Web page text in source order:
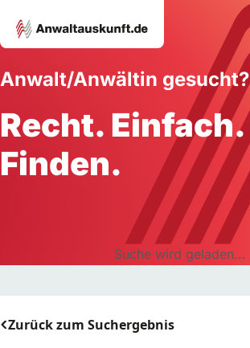
Anwalt/Anwältin gesucht?
Recht. Einfach.
Finden.
Suche wird geladen...
Zurück zum Suchergebnis